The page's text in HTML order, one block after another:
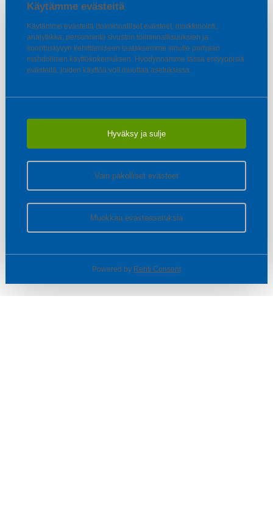
Käytämme evästeitä
Käytämme evästeitä (toiminnalliset evästeet, markkinointi,
analytiikka, personointi) sivuston toiminnallisuuksien ja
suorituskyvyn kehittämiseen taataksemme sinulle parhaan
mahdollisen käyttökokemuksen. Hyödynnämme tässä erityyppisiä
evästeitä, joiden käyttöä voit muuttaa asetuksissa.
Hyväksy ja sulje
Vain pakolliset evästeet
Muokkaa evästeasetuksia
Powered by Rehti Consent